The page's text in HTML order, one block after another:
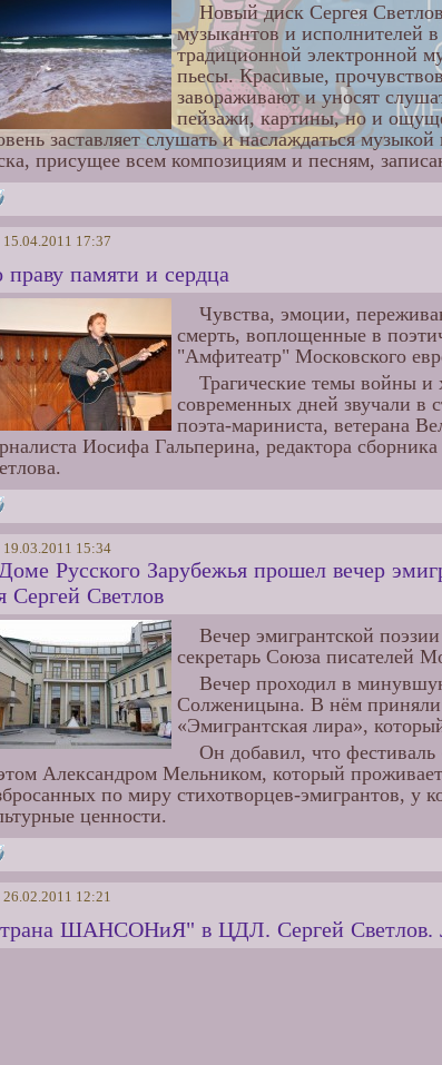
Новый диск Сергея
музыкантов и исполнителей
традиционной электронной
пьесы. Красивые,
завораживают и уносят
пейзажи, картины, но и
заставляет слушать и наслаждаться
присущее всем композициям и песням,
15.04.2011 17:37
праву памяти и сердца
Чувства, эмоции,
смерть, воплощенные в
"Амфитеатр" Московского
Трагические темы войны и
современных дней звучали в
поэта-мариниста, ветерана
Иосифа Гальперина, редактора
19.03.2011 15:34
Русского Зарубежья прошел вечер
Сергей Светлов
Вечер эмигрантской
секретарь Союза писателей
Вечер проходил в
Солженицына. В нём приняли
«Эмигрантская лира»,
Он добавил, что
Александром Мельником, который
по миру стихотворцев-эмигрантов, у
ценности.
26.02.2011 12:21
ШАНСОНиЯ" в ЦДЛ. Сергей